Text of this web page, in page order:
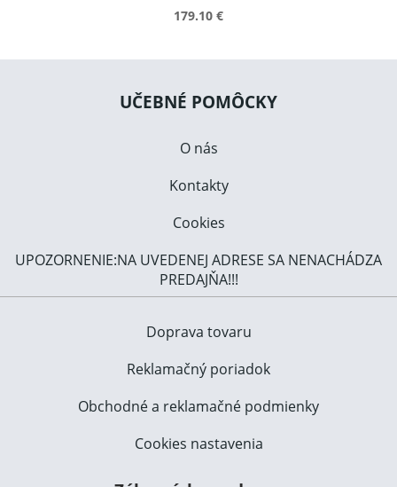
179.10 €
UČEBNÉ POMÔCKY
O nás
Kontakty
Cookies
UPOZORNENIE:NA UVEDENEJ ADRESE SA NENACHÁDZA
PREDAJŇA!!!
Doprava tovaru
Reklamačný poriadok
Obchodné a reklamačné podmienky
Cookies nastavenia